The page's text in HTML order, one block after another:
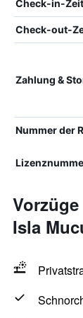
Check-in-Zeit
Check-out-
Zahlung &
Nummer der
Isla